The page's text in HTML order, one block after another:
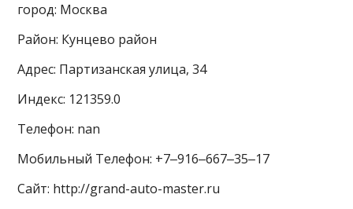
город: Москва
Район: Кунцево район
Адрес: Партизанская улица, 34
Индекс: 121359.0
Телефон: nan
Мобильный Телефон: +7‒916‒667‒35‒17
Сайт: http://grand-auto-master.ru